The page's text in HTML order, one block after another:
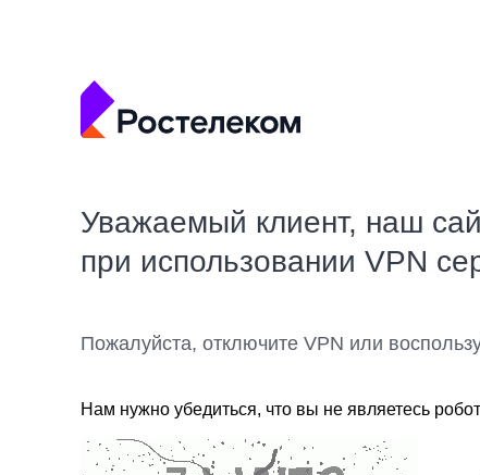
Уважаемый клиент, наш
при использовании VPN
Пожалуйста, отключите VPN или
Нам нужно убедиться, что вы не являетесь